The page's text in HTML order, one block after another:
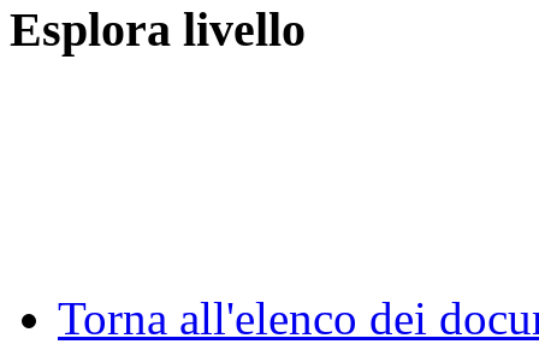
Esplora livello
Torna all'elenco dei